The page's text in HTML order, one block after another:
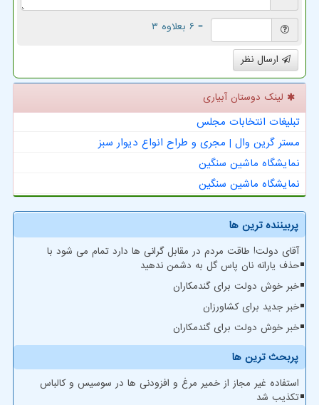
= ۶ بعلاوه ۳
ارسال نظر
لینک دوستان آبیاری
تبلیغات انتخابات مجلس
مستر گرین وال | مجری و طراح انواع دیوار سبز
نمایشگاه ماشین سنگین
نمایشگاه ماشین سنگین
پربیننده ترین ها
آقای دولت! طاقت مردم در مقابل گرانی ها دارد تمام می شود با
حذف یارانه نان پاس گل به دشمن ندهید
خبر خوش دولت برای گندمکاران
خبر جدید برای کشاورزان
خبر خوش دولت برای گندمکاران
پربحث ترین ها
استفاده غیر مجاز از خمیر مرغ و افزودنی ها در سوسیس و کالباس
تکذیب شد